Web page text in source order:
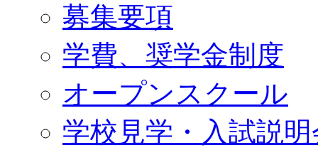
募集要項
学費、奨学金制度
オープンスクール
学校見学・入試説明